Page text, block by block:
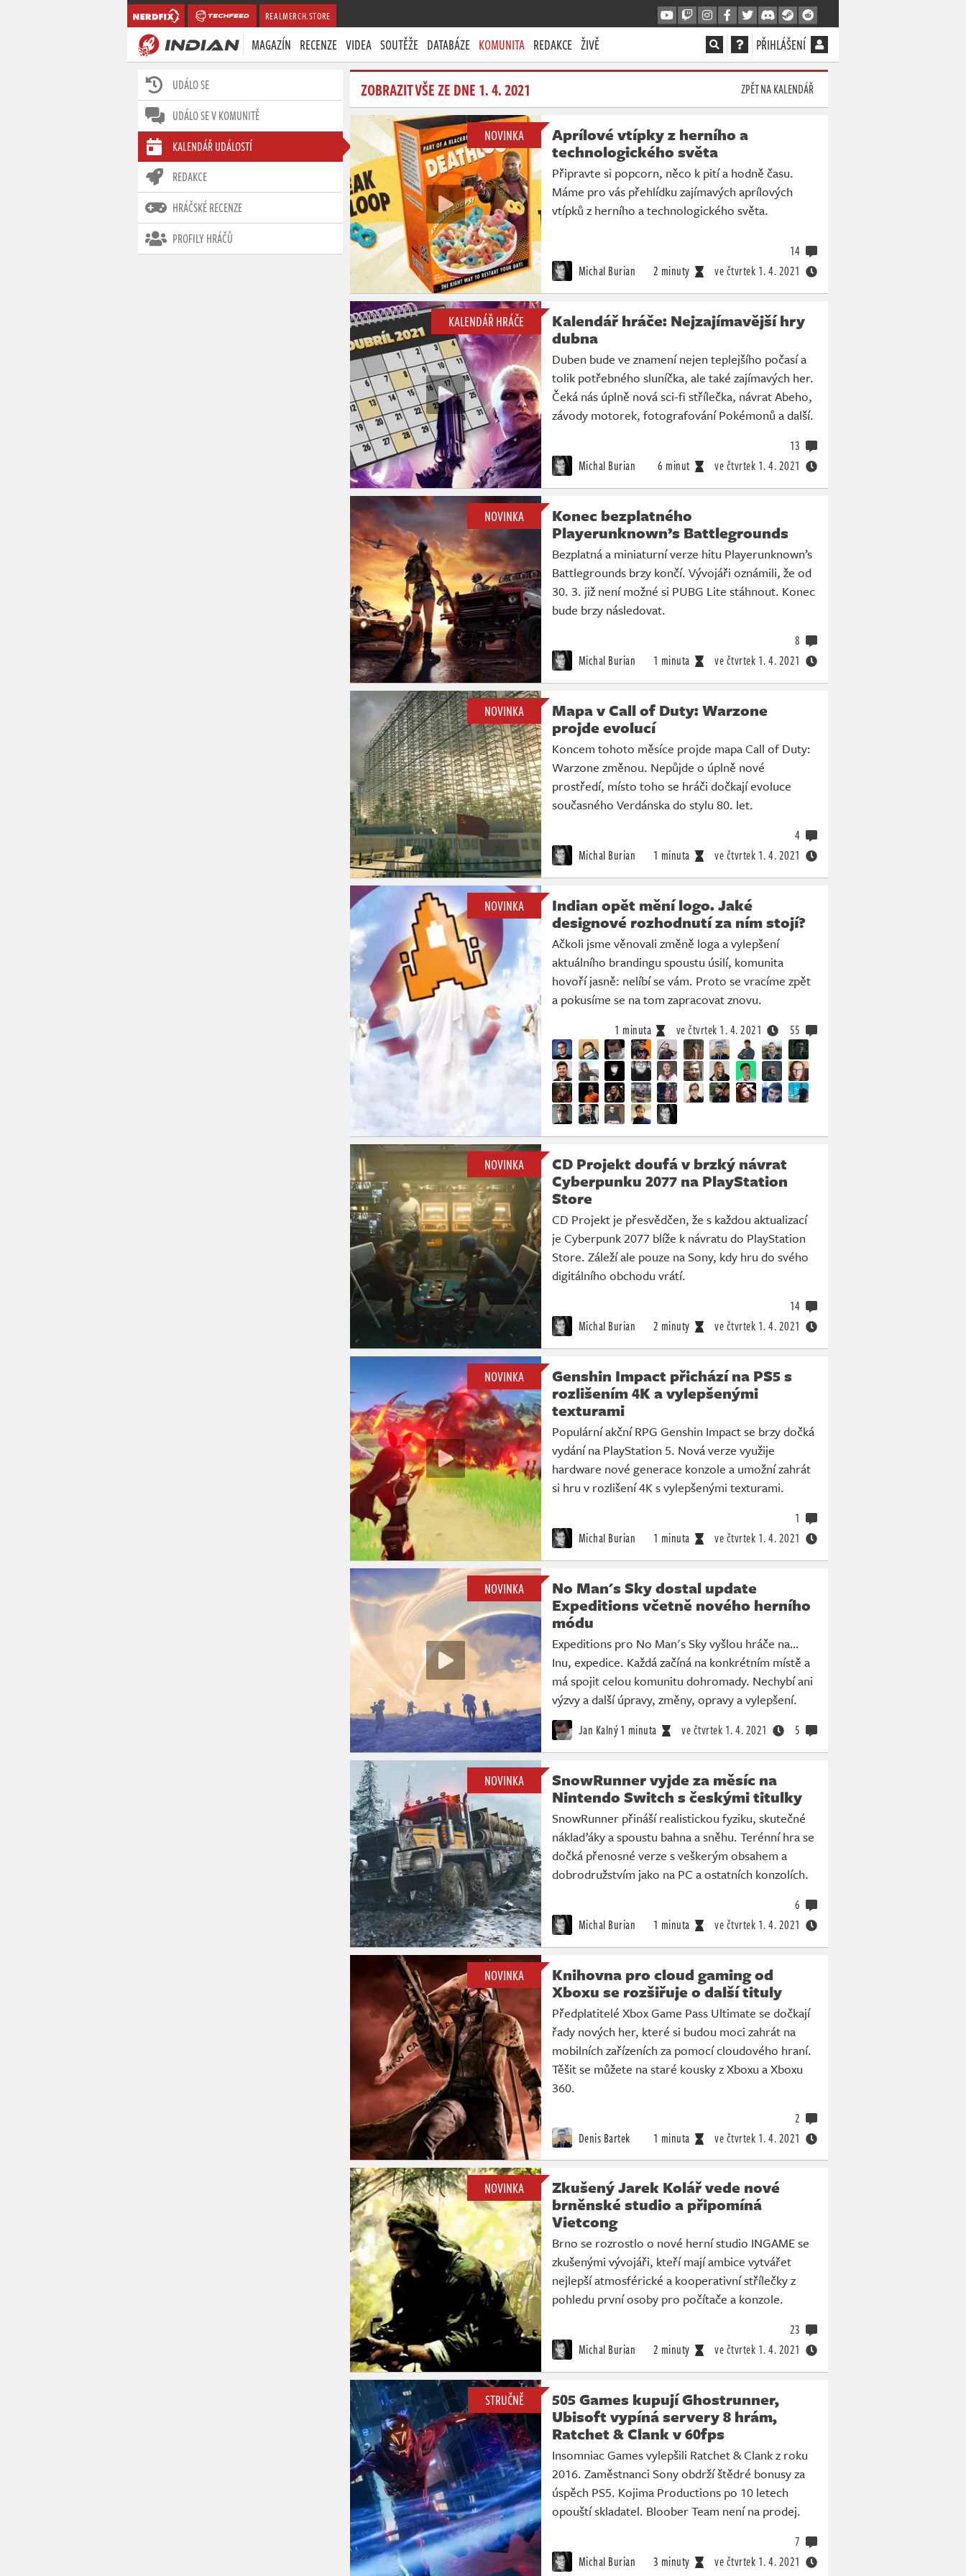
REALMERCH.STORE
MAGAZÍN RECENZE VIDEA SOUTĚŽE DATABÁZE KOMUNITA REDAKCE ŽIVĚ PŘIHLÁŠENÍ
UDÁLO SE
UDÁLO SE V KOMUNITĚ
KALENDÁŘ UDÁLOSTÍ
REDAKCE
HRÁČSKÉ RECENZE
PROFILY HRÁČŮ
ZOBRAZIT VŠE ZE DNE 1. 4. 2021 ZPĚT NA KALENDÁŘ
NOVINKA
Aprílové vtípky z herního a
technologického světa
Připravte si popcorn, něco k pití a hodně času.
Máme pro vás přehlídku zajímavých aprílových
vtípků z herního a technologického světa.
Michal Burian 2 minuty ve čtvrtek 1. 4. 2021
14
KALENDÁŘ HRÁČE
Kalendář hráče: Nejzajímavější hry
dubna
Duben bude ve znamení nejen teplejšího počasí a
tolik potřebného sluníčka, ale také zajímavých her.
Čeká nás úplně nová sci-fi střílečka, návrat Abeho,
závody motorek, fotografování Pokémonů a další.
Michal Burian 6 minut ve čtvrtek 1. 4. 2021
13
NOVINKA
Konec bezplatného
Playerunknown’s Battlegrounds
Bezplatná a miniaturní verze hitu Playerunknown’s
Battlegrounds brzy končí. Vývojáři oznámili, že od
30. 3. již není možné si PUBG Lite stáhnout. Konec
bude brzy následovat.
Michal Burian 1 minuta ve čtvrtek 1. 4. 2021
8
NOVINKA
Mapa v Call of Duty: Warzone
projde evolucí
Koncem tohoto měsíce projde mapa Call of Duty:
Warzone změnou. Nepůjde o úplně nové
prostředí, místo toho se hráči dočkají evoluce
současného Verdánska do stylu 80. let.
Michal Burian 1 minuta ve čtvrtek 1. 4. 2021
4
NOVINKA
Indian opět mění logo. Jaké
designové rozhodnutí za ním stojí?
Ačkoli jsme věnovali změně loga a vylepšení
aktuálního brandingu spoustu úsilí, komunita
hovoří jasně: nelíbí se vám. Proto se vracíme zpět
a pokusíme se na tom zapracovat znovu.
1 minuta ve čtvrtek 1. 4. 2021 55
NOVINKA
CD Projekt doufá v brzký návrat
Cyberpunku 2077 na PlayStation
Store
CD Projekt je přesvědčen, že s každou aktualizací
je Cyberpunk 2077 blíže k návratu do PlayStation
Store. Záleží ale pouze na Sony, kdy hru do svého
digitálního obchodu vrátí.
Michal Burian 2 minuty ve čtvrtek 1. 4. 2021
14
NOVINKA
Genshin Impact přichází na PS5 s
rozlišením 4K a vylepšenými
texturami
Populární akční RPG Genshin Impact se brzy dočká
vydání na PlayStation 5. Nová verze využije
hardware nové generace konzole a umožní zahrát
si hru v rozlišení 4K s vylepšenými texturami.
Michal Burian 1 minuta ve čtvrtek 1. 4. 2021
1
NOVINKA
No Man's Sky dostal update
Expeditions včetně nového herního
módu
Expeditions pro No Man's Sky vyšlou hráče na…
Inu, expedice. Každá začíná na konkrétním místě a
má spojit celou komunitu dohromady. Nechybí ani
výzvy a další úpravy, změny, opravy a vylepšení.
Jan Kalný1 minuta ve čtvrtek 1. 4. 2021 5
NOVINKA
SnowRunner vyjde za měsíc na
Nintendo Switch s českými titulky
SnowRunner přináší realistickou fyziku, skutečné
náklaďáky a spoustu bahna a sněhu. Terénní hra se
dočká přenosné verze s veškerým obsahem a
dobrodružstvím jako na PC a ostatních konzolích.
Michal Burian 1 minuta ve čtvrtek 1. 4. 2021
6
NOVINKA
Knihovna pro cloud gaming od
Xboxu se rozšiřuje o další tituly
Předplatitelé Xbox Game Pass Ultimate se dočkají
řady nových her, které si budou moci zahrát na
mobilních zařízeních za pomocí cloudového hraní.
Těšit se můžete na staré kousky z Xboxu a Xboxu
360.
Denis Bartek 1 minuta ve čtvrtek 1. 4. 2021
2
NOVINKA
Zkušený Jarek Kolář vede nové
brněnské studio a připomíná
Vietcong
Brno se rozrostlo o nové herní studio INGAME se
zkušenými vývojáři, kteří mají ambice vytvářet
nejlepší atmosférické a kooperativní střílečky z
pohledu první osoby pro počítače a konzole.
Michal Burian 2 minuty ve čtvrtek 1. 4. 2021
23
STRUČNĚ
505 Games kupují Ghostrunner,
Ubisoft vypíná servery 8 hrám,
Ratchet & Clank v 60fps
Insomniac Games vylepšili Ratchet & Clank z roku
2016. Zaměstnanci Sony obdrží štědré bonusy za
úspěch PS5. Kojima Productions po 10 letech
opouští skladatel. Bloober Team není na prodej.
Michal Burian 3 minuty ve čtvrtek 1. 4. 2021
7